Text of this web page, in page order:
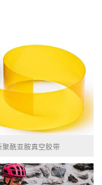
聚酰亚胺真空胶带